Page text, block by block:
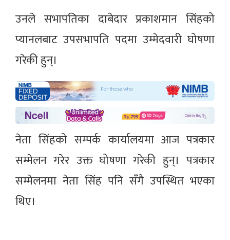
उनले सभापतिका दाबेदार प्रकाशमान सिंहको
प्यानलबाट उपसभापति पदमा उम्मेदवारी घोषणा
गरेकी हुन्।
नेता सिंहको सम्पर्क कार्यालयमा आज पत्रकार
सम्मेलन गरेर उक्त घोषणा गरेकी हुन्। पत्रकार
सम्मेलनमा नेता सिंह पनि सँगै उपस्थित भएका
थिए।